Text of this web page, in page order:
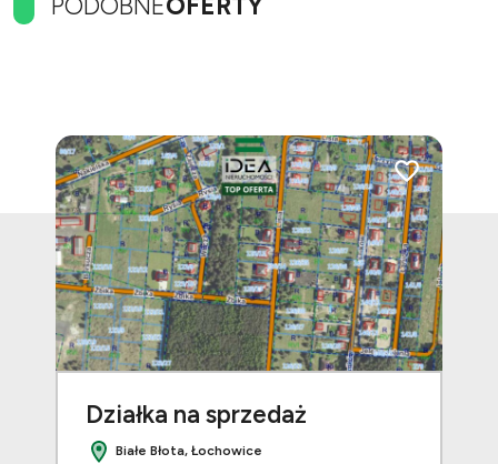
Dodaj do ulubionych Dodaj do
Działka na sprzedaż
Białe Błota, Łochowice